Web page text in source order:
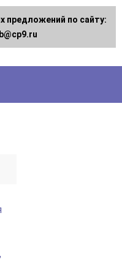
предложений по сайту: